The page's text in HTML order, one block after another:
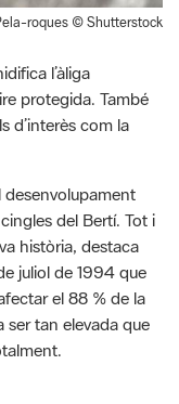
roques © Shutterstock
l’àliga
protegida. També
d’interès com la
del Bertí. Tot i
història, destaca
juliol de 1994 que
el 88 % de la
ser tan elevada que